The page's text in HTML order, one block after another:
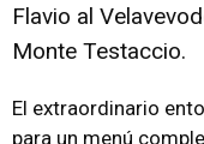
Flavio al
Monte Testaccio.
El extraordinario
para un menú